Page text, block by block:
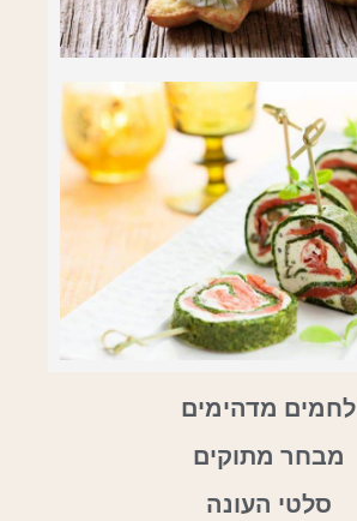
לחמים מדהימים
מבחר מתוקים
סלטי העונה